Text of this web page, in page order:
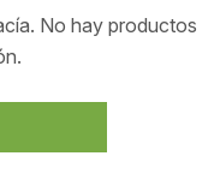
No hay productos